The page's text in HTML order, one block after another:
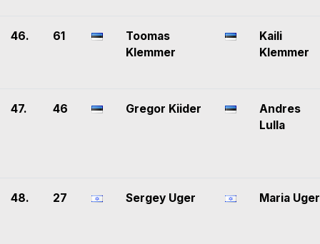
46. 61
Toomas
Klemmer
Kaili
Klemmer
47. 46 Gregor Kiider
Andres
Lulla
48. 27 Sergey Uger Maria Uger